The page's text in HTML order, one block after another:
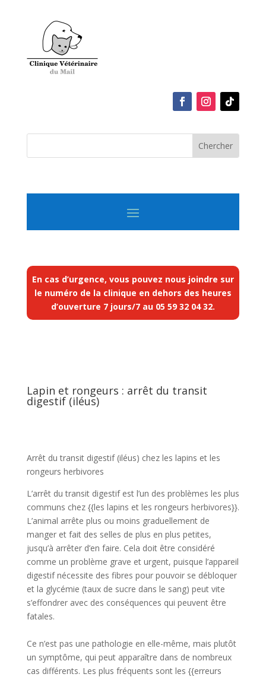
En cas d’urgence, vous pouvez nous joindre sur
le numéro de la clinique en dehors des heures
d’ouverture 7 jours/7 au 05 59 32 04 32.
Lapin et rongeurs : arrêt du transit
digestif (iléus)
Arrêt du transit digestif (iléus) chez les lapins et les
rongeurs herbivores
L’arrêt du transit digestif est l’un des problèmes les plus
communs chez {{les lapins et les rongeurs herbivores}}.
L’animal arrête plus ou moins graduellement de
manger et fait des selles de plus en plus petites,
jusqu’à arrêter d’en faire. Cela doit être considéré
comme un problème grave et urgent, puisque l’appareil
digestif nécessite des fibres pour pouvoir se débloquer
et la glycémie (taux de sucre dans le sang) peut vite
s’effondrer avec des conséquences qui peuvent être
fatales.
Ce n’est pas une pathologie en elle-même, mais plutôt
un symptôme, qui peut apparaître dans de nombreux
cas différents. Les plus fréquents sont les {{erreurs